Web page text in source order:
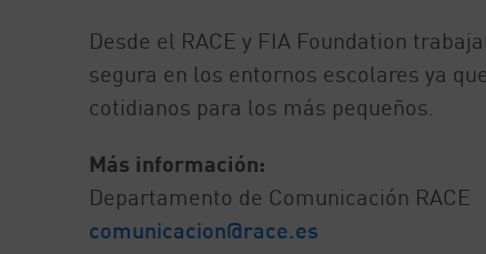
Desde el RACE y FIA Foundation
segura en los entornos escolares ya
cotidianos para los más pequeños.
Más información:
Departamento de Comunicación RACE
comunicacion@race.es